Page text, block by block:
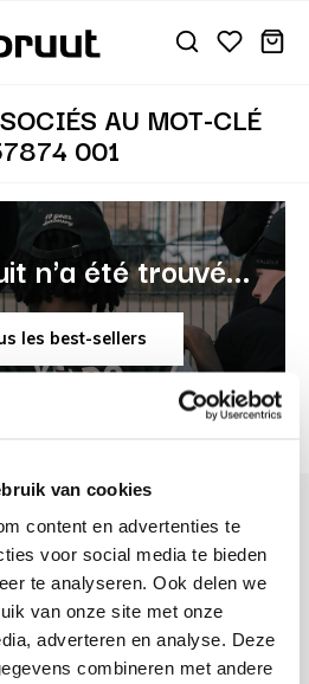
van cookies
content en advertenties te
voor social media te bieden
te analyseren. Ook delen we
van onze site met onze
adverteren en analyse. Deze
combineren met andere
AU MOT-CLÉ
001
n'a été trouvé...
les best-sellers